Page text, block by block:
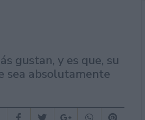
gustan, y es que, su
sea absolutamente